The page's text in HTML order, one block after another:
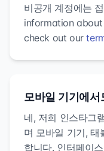
비공개 계정에는
information
check out our
모바일 기기에
네, 저희 인스타그
며 모바일 기기, 태
합니다. 인터페이